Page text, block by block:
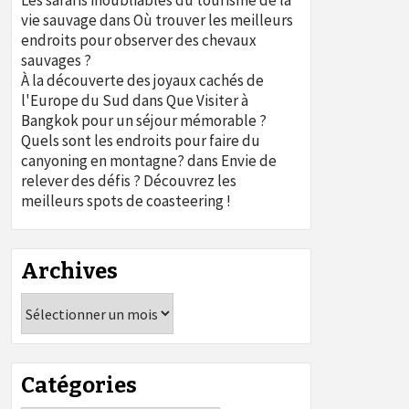
vie sauvagedansOù trouver les meilleurs
endroits pour observer des chevaux
sauvages ?
À la découverte des joyaux cachés de
l'Europe du SuddansQue Visiter à
Bangkok pour un séjour mémorable ?
Quels sont les endroits pour faire du
canyoning en montagne?dans Envie de
relever des défis ? Découvrez les
meilleurs spots de coasteering !
Archives
Catégories